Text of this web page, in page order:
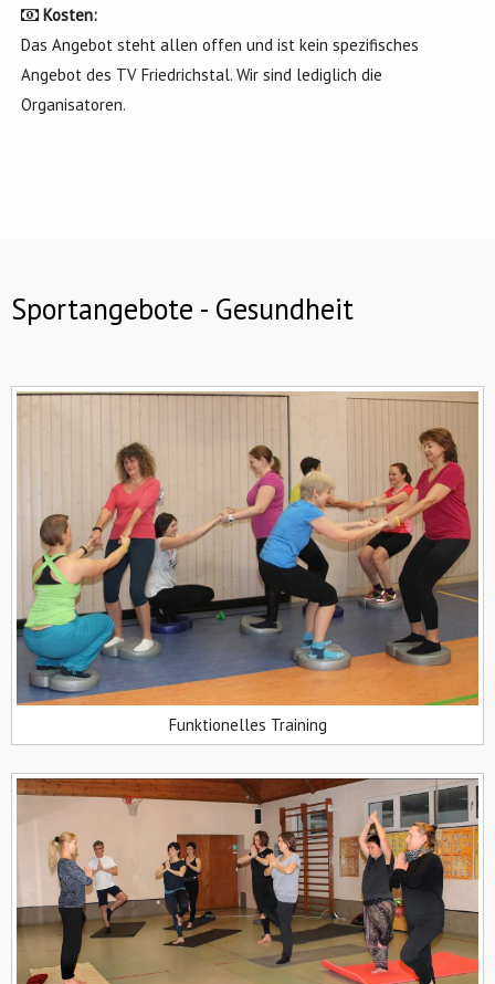
Kosten:
Das Angebot steht allen offen und ist kein spezifisches
Angebot des TV Friedrichstal. Wir sind lediglich die
Organisatoren.
Sportangebote - Gesundheit
Funktionelles Training